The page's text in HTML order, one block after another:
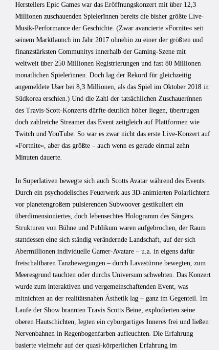
Herstellers Epic Games war das Eröffnungskonzert mit über 12,3
Millionen zuschauenden Spielerïnnen bereits die bisher größte Live-
Musik-Performance der Geschichte. (Zwar avancierte »Fornite« seit
seinem Marktlaunch im Jahr 2017 ohnehin zu einer der größten und
finanzstärksten Communitys innerhalb der Gaming-Szene mit
weltweit über 250 Millionen Registrierungen und fast 80 Millionen
monatlichen Spielerïnnen. Doch lag der Rekord für gleichzeitig
angemeldete User bei 8,3 Millionen, als das Spiel im Oktober 2018 in
Südkorea erschien.) Und die Zahl der tatsächlichen Zuschauerïnnen
des Travis-Scott-Konzerts dürfte deutlich höher liegen, übertrugen
doch zahlreiche Streamer das Event zeitgleich auf Plattformen wie
Twitch und YouTube. So war es zwar nicht das erste Live-Konzert auf
»Fortnite«, aber das größte – auch wenn es gerade einmal zehn
Minuten dauerte.
In Superlativen bewegte sich auch Scotts Avatar während des Events.
Durch ein psychodelisches Feuerwerk aus 3D-animierten Polarlichtern
vor planetengroßem pulsierenden Subwoover gestikuliert ein
überdimensioniertes, doch lebensechtes Hologramm des Sängers.
Strukturen von Bühne und Publikum waren aufgebrochen, der Raum
stattdessen eine sich ständig verändernde Landschaft, auf der sich
Abermillionen individuelle Gamer-Avatare – u.a. in eigens dafür
freischaltbaren Tanzbewegungen – durch Lavastürme bewegten, zum
Meeresgrund tauchten oder durchs Universum schwebten. Das Konzert
wurde zum interaktiven und vergemeinschaftenden Event, was
mitnichten an der realitätsnahen Ästhetik lag – ganz im Gegenteil. Im
Laufe der Show brannten Travis Scotts Beine, explodierten seine
oberen Hautschichten, legten ein cyborgartiges Inneres frei und ließen
Nervenbahnen in Regenbogenfarben aufleuchten. Die Erfahrung
basierte vielmehr auf der quasi-körperlichen Erfahrung im